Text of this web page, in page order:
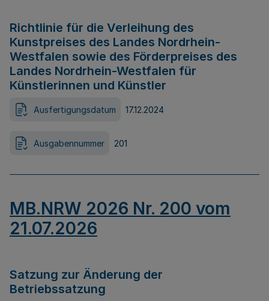
Richtlinie für die Verleihung des
Kunstpreises des Landes Nordrhein-
Westfalen sowie des Förderpreises des
Landes Nordrhein-Westfalen für
Künstlerinnen und Künstler
Ausfertigungsdatum 17.12.2024
Ausgabennummer 201
MB.NRW 2026 Nr. 200 vom
21.07.2026
Satzung zur Änderung der
Betriebssatzung